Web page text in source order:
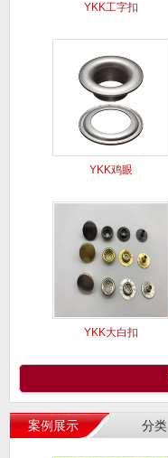
YKK工字扣
YKK鸡眼
YKK大白扣
案例展示 分类